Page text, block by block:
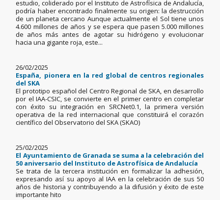
estudio, coliderado por el Instituto de Astrofísica de Andalucía,
podría haber encontrado finalmente su origen: la destrucción
de un planeta cercano Aunque actualmente el Sol tiene unos
4.600 millones de años y se espera que pasen 5.000 millones
de años más antes de agotar su hidrógeno y evolucionar
hacia una gigante roja, este...
26/02/2025
España, pionera en la red global de centros regionales
del SKA
El prototipo español del Centro Regional de SKA, en desarrollo
por el IAA-CSIC, se convierte en el primer centro en completar
con éxito su integración en SRCNet0.1, la primera versión
operativa de la red internacional que constituirá el corazón
científico del Observatorio del SKA (SKAO)
25/02/2025
El Ayuntamiento de Granada se suma a la celebración del
50 aniversario del Instituto de Astrofísica de Andalucía
Se trata de la tercera institución en formalizar la adhesión,
expresando así su apoyo al IAA en la celebración de sus 50
años de historia y contribuyendo a la difusión y éxito de este
importante hito